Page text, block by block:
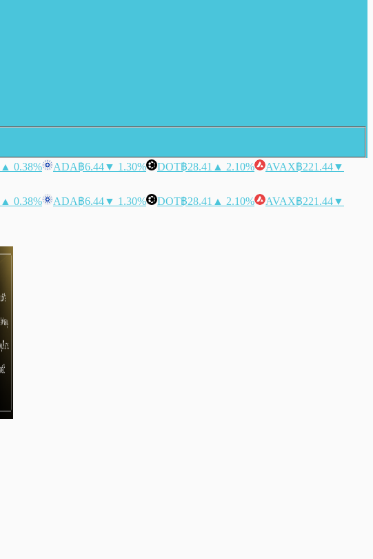
▲ 0.38% ADA฿6.44▼ 1.30% DOT฿28.41 ▲ 2.10% AVAX฿221.44▼
▲ 0.38% ADA฿6.44▼ 1.30% DOT฿28.41 ▲ 2.10% AVAX฿221.44▼